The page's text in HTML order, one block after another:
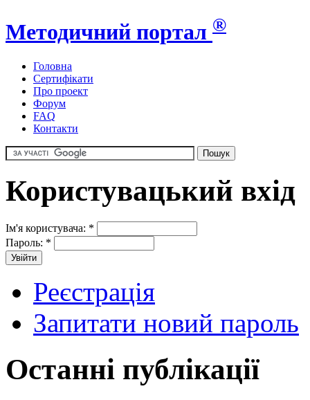
Методичний портал ®
Головна
Сертифікати
Про проект
Форум
FAQ
Контакти
Користувацький вхід
Ім'я користувача: *
Пароль: *
Реєстрація
Запитати новий пароль
Останні публікації